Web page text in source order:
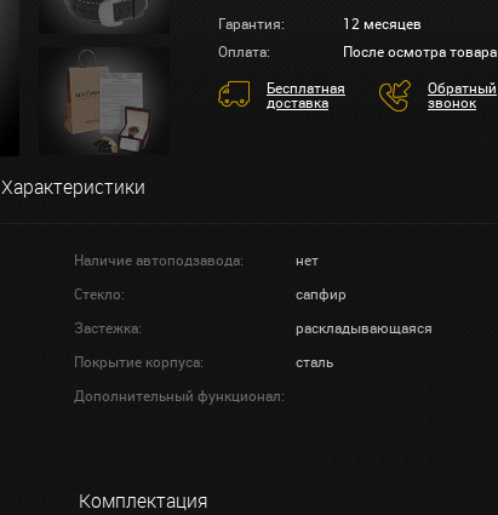
Гарантия:
12 месяцев
Оплата:
После осмотра товара
Бесплатная
доставка
Обратный
звонок
Характеристики
Наличие автоподзавода:
нет
Стекло:
сапфир
Застежка:
раскладывающаяся
Покрытие корпуса:
сталь
Дополнительный функционал:
Комплектация